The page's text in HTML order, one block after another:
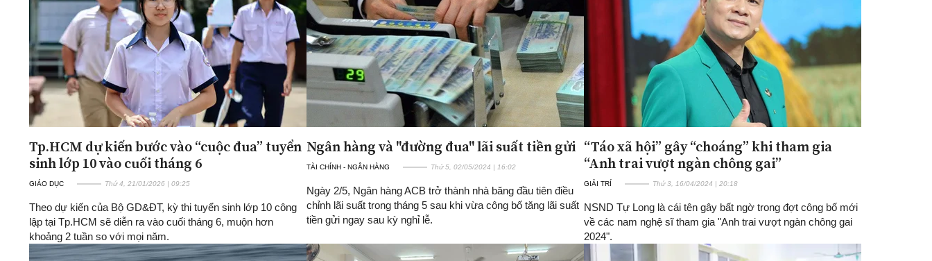
Tp.HCM dự kiến bước vào “cuộc đua” tuyển
sinh lớp 10 vào cuối tháng 6
GIÁO DỤC Thứ 4, 21/01/2026 | 09:25
Theo dự kiến của Bộ GD&ĐT, kỳ thi tuyển sinh lớp 10 công
lập tại Tp.HCM sẽ diễn ra vào cuối tháng 6, muộn hơn
khoảng 2 tuần so với mọi năm.
Ngân hàng và "đường đua" lãi suất tiền gửi
TÀI CHÍNH - NGÂN HÀNG Thứ 5, 02/05/2024 | 16:02
Ngày 2/5, Ngân hàng ACB trở thành nhà băng đầu tiên điều
chỉnh lãi suất trong tháng 5 sau khi vừa công bố tăng lãi suất
tiền gửi ngay sau kỳ nghỉ lễ.
“Táo xã hội” gây “choáng” khi tham gia
“Anh trai vượt ngàn chông gai”
GIẢI TRÍ Thứ 3, 16/04/2024 | 20:18
NSND Tự Long là cái tên gây bất ngờ trong đợt công bố mới
về các nam nghệ sĩ tham gia "Anh trai vượt ngàn chông gai
2024".